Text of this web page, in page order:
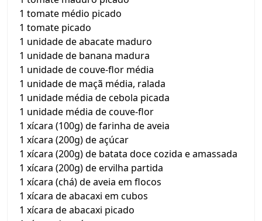
1 tomate médio picado
1 tomate picado
1 unidade de abacate maduro
1 unidade de banana madura
1 unidade de couve-flor média
1 unidade de maçã média, ralada
1 unidade média de cebola picada
1 unidade média de couve-flor
1 xícara (100g) de farinha de aveia
1 xícara (200g) de açúcar
1 xícara (200g) de batata doce cozida e amassada
1 xícara (200g) de ervilha partida
1 xícara (chá) de aveia em flocos
1 xícara de abacaxi em cubos
1 xícara de abacaxi picado